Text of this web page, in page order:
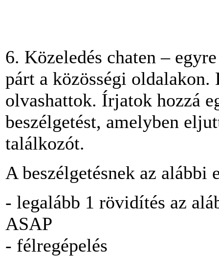
6. Közeledés chaten –
párt a közösségi
olvashattok. Írjatok hozzá
beszélgetést, amelyben
találkozót.
A beszélgetésnek az
- legalább 1 rövidítés az
ASAP
- félregépelés